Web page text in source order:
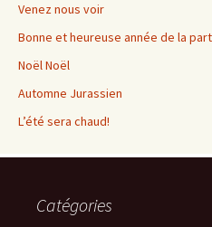
Venez nous voir
Bonne et heureuse année de la
Noël Noël
Automne Jurassien
L’été sera chaud!
Catégories